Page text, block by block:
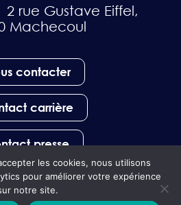
2 rue Gustave Eiffel,
Machecoul
contacter
carrière
presse
Politique de protection des
les cookies, nous utilisons
pour améliorer votre expérience
notre site.